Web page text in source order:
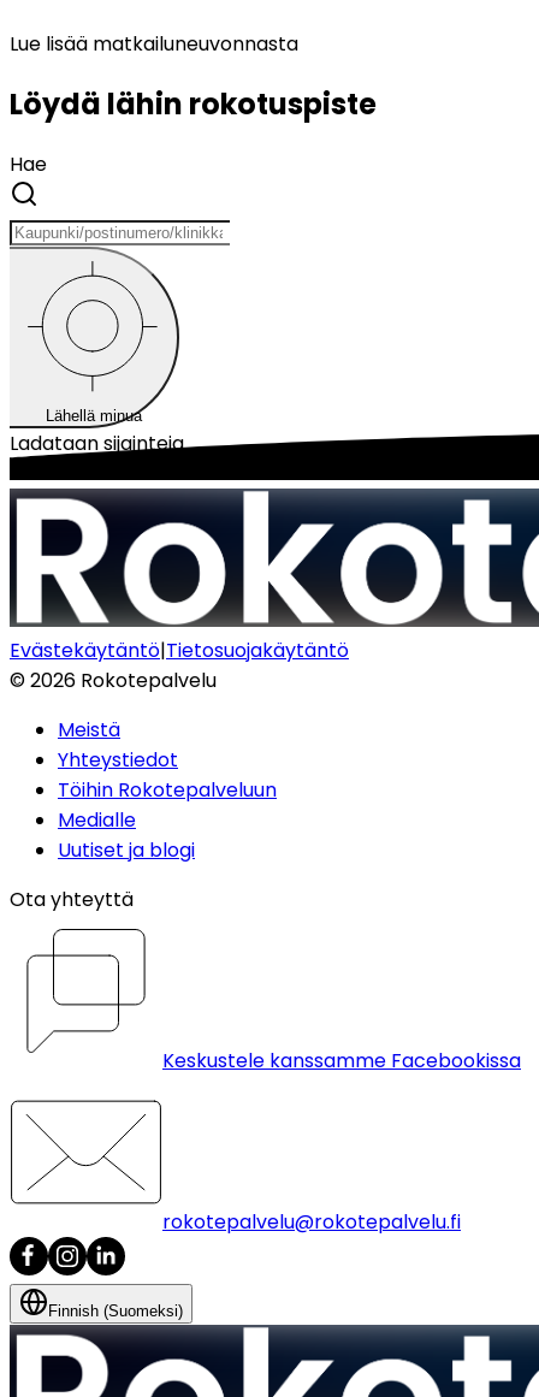
Lue lisää matkailuneuvonnasta
Löydä lähin rokotuspiste
Hae
Lähellä minua
Ladataan sijainteja...
Evästekäytäntö|Tietosuojakäytäntö
©2026 Rokotepalvelu
Meistä
Yhteystiedot
Töihin Rokotepalveluun
Medialle
Uutiset ja blogi
Ota yhteyttä
Keskustele kanssamme Facebookissa
rokotepalvelu@rokotepalvelu.fi
Finnish (Suomeksi)